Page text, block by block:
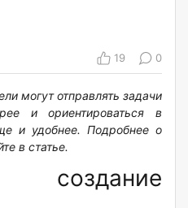
19
0
могут отправлять задачи
и ориентироваться в
и удобнее. Подробнее о
в статье.